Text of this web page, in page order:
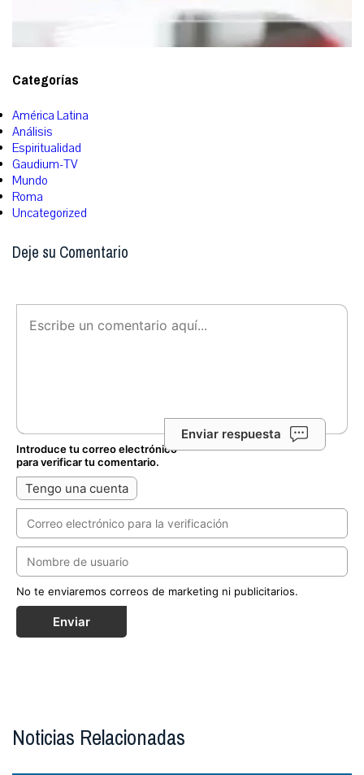
Categorías
América Latina
Análisis
Espiritualidad
Gaudium-TV
Mundo
Roma
Uncategorized
Deje su Comentario
Enviar respuesta
Introduce tu correo electrónico
para verificar tu comentario.
Tengo una cuenta
No te enviaremos correos de marketing ni publicitarios.
Enviar
Noticias Relacionadas